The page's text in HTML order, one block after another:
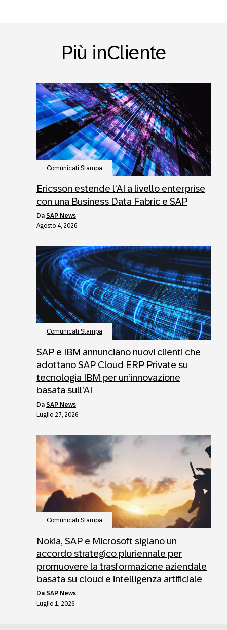
Più inCliente
Comunicati Stampa
Ericsson estende l’AI a livello enterprise
con una Business Data Fabric e SAP
da SAP News
Agosto 4, 2026
Comunicati Stampa
SAP e IBM annunciano nuovi clienti che
adottano SAP Cloud ERP Private su
tecnologia IBM per un’innovazione
basata sull’AI
da SAP News
Luglio 27, 2026
Comunicati Stampa
Nokia, SAP e Microsoft siglano un
accordo strategico pluriennale per
promuovere la trasformazione aziendale
basata su cloud e intelligenza artificiale
da SAP News
Luglio 1, 2026